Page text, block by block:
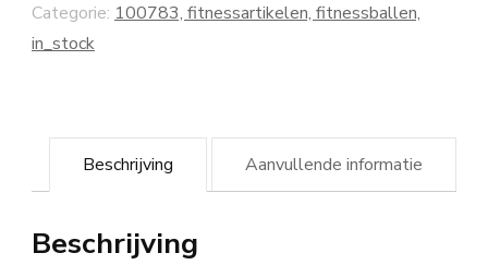
Categorie: 100783, fitnessartikelen, fitnessballen,
in_stock
Beschrijving Aanvullende informatie
Beschrijving